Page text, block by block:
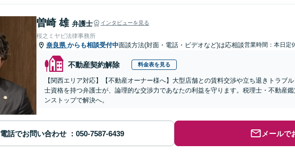
曽崎 雄 弁護士 インタビューを見る
桜之ミヤビ法律事務所
奈良県 からも相談受付中面談方法(対面・電話・ビデオなど)は応相談営業時間：本日定
不動産契約解除 料金表を見る
【関西エリア対応】【不動産オーナー様へ】大型店舗との賃料交渉や立ち退きトラブ
士資格を持つ弁護士が、論理的な交渉力であなたの利益を守ります。税理士・不動産
ンストップで解決へ。
電話でお問い合わせ メールで